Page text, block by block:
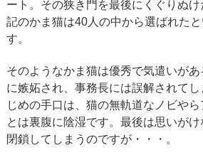
ート。その狭き門を最後にくぐりぬ
記のかま猫は40人の中から選ばれた
す。
そのようなかま猫は優秀で気遣いが
に嫉妬され、事務長には誤解されて
じめの手口は、猫の無軌道なノビや
とは裏腹に陰湿です。最後は思いが
閉鎖してしまうのですが・・・。